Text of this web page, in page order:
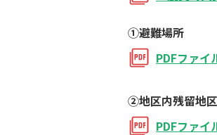
①避難場所
PDFファイ
②地区内残留地区
PDFファイ